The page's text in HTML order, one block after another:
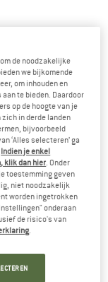
over de
de noodzakelijke
we bijkomende
om inhouden en
te bieden. Daardoor
op de hoogte van je
in derde landen
bijvoorbeeld
‘Alles selecteren’ ga
Indien je enkel
klik dan hier. Onder
toestemming geven
niet noodzakelijk
worden ingetrokken
onderaan
de risico's van
.